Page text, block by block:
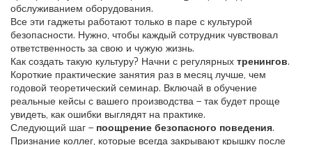
обслуживанием оборудования.
Все эти гаджеты работают только в паре с культурой
безопасности. Нужно, чтобы каждый сотрудник чувствовал
ответственность за свою и чужую жизнь.
Как создать такую культуру? Начни с регулярных тренингов.
Короткие практические занятия раз в месяц лучше, чем
годовой теоретический семинар. Включай в обучение
реальные кейсы с вашего производства – так будет проще
увидеть, как ошибки выглядят на практике.
Следующий шаг – поощрение безопасного поведения.
Признание коллег, которые всегда закрывают крышку после